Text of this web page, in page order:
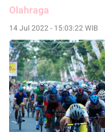
Olahraga
14 Jul 2022 - 15:03:22 WIB